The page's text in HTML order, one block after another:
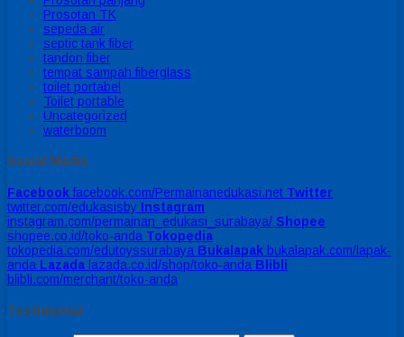
Prosotan TK
sepeda air
septic tank fiber
tandon fiber
tempat sampah fiberglass
toilet portabel
Toilet portable
Uncategorized
waterboom
Social Media
Facebook facebook.com/Permainanedukasi.net Twitter
twitter.com/edukasisby Instagram
instagram.com/permainan_edukasi_surabaya/ Shopee
shopee.co.id/toko-anda Tokopedia
tokopedia.com/edutoyssurabaya Bukalapak bukalapak.com/lapak-
anda Lazada lazada.co.id/shop/toko-anda Blibli
blibli.com/merchant/toko-anda
Testimonial